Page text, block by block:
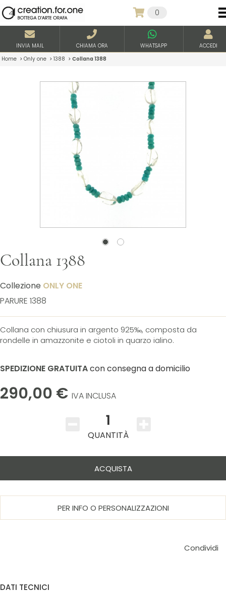
0
INVIA MAIL CHIAMA ORA WHATSAPP
ACCEDI
Home > Only one > 1388 > Collana 1388
Collana 1388
Collezione ONLY ONE
PARURE 1388
Collana con chiusura in argento 925‰, composta da
rondelle in amazzonite e ciotoli in quarzo ialino.
SPEDIZIONE GRATUITAcon consegna a domicilio
290,00 € IVA INCLUSA
1
QUANTITÀ
ACQUISTA
PER INFO O PERSONALIZZAZIONI
Condividi
DATI TECNICI